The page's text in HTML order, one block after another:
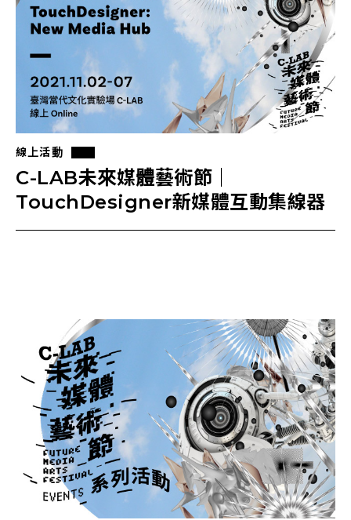
線上活動
C-LAB未來媒體藝術節｜
TouchDesigner新媒體互動集線器